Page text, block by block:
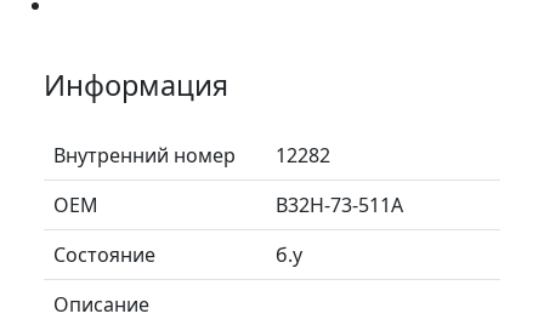
Информация
Внутренний номер
12282
ОЕМ
B32H-73-511A
Состояние
б.у
Описание